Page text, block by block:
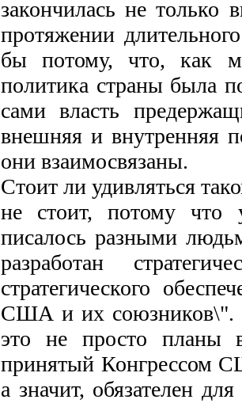
закончилась не только
протяжении
бы потому, что, как
политика страны была
сами власть
внешняя и внутренняя
они взаимосвязаны.
Стоит ли удивляться
не стоит, потому что
писалось разными
разработан
стратегического
США и их союзников\".
это не просто планы
принятый Конгрессом
а значит, обязателен